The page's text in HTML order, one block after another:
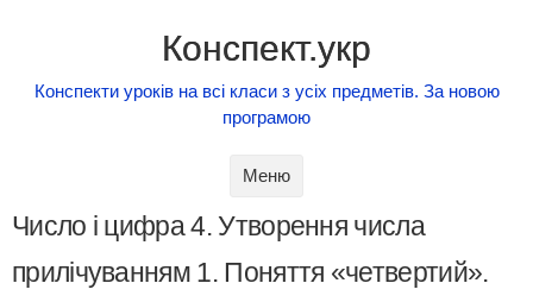
Конспект.укр
Конспекти уроків на всі класи з усіх предметів. За новою
програмою
Меню
Число і цифра 4. Утворення числа
прилічуванням 1. Поняття «четвертий».